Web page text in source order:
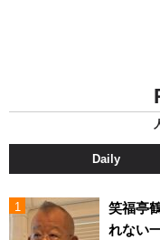
Daily
笑福亭
れない